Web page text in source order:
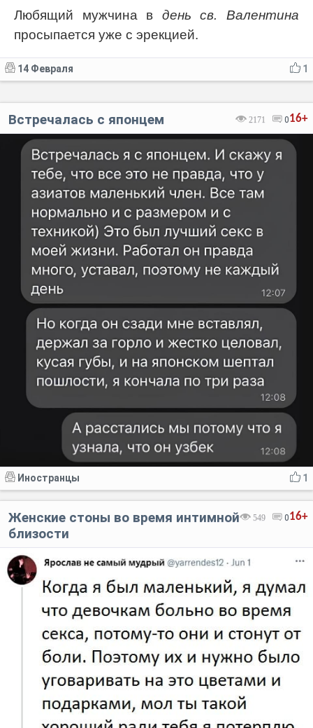
Любящий мужчина в день св. Валентина
просыпается уже с эрекцией.
1
14 Февраля
16+
2171 0
Встречалась с японцем
1
Иностранцы
16+
549 0
Женские стоны во время интимной
близости